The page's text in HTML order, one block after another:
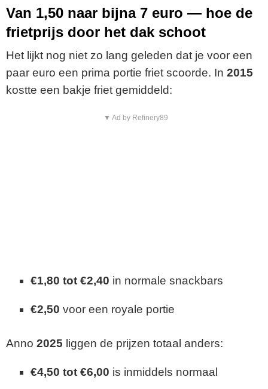
Van 1,50 naar bijna 7 euro — hoe de
frietprijs door het dak schoot
Het lijkt nog niet zo lang geleden dat je voor een
paar euro een prima portie friet scoorde. In 2015
kostte een bakje friet gemiddeld:
▼ Ad by Refinery89
€1,80 tot €2,40 in normale snackbars
€2,50 voor een royale portie
Anno 2025 liggen de prijzen totaal anders:
€4,50 tot €6,00 is inmiddels normaal